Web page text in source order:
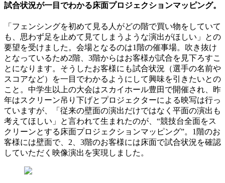
試合状況が一目でわかる床面プロジェクションマッピング。
「フェンシングを初めて見る人がどの階で買い物をしていて
も、思わず足を止めて見てしまうような演出がほしい」との
要望を受けました。会場となるのは1階の催事場。吹き抜け
となっているため2階、3階からはお客様が試合を見下ろすこ
とになります。そうしたお客様にも試合状況（選手の名前や
スコアなど）を一目でわかるようにして興味を引きたいとの
こと。中学生以上の大会はスカイホール豊田で開催され、昨
年はスクリーン吊り下げとプロジェクターによる映写は行っ
ていますが、「従来の壁面の演出だけではなく平面の演出も
考えてほしい」と言われて生まれたのが、“競技台全面をス
クリーンとする床面プロジェクションマッピング”。1階のお
客様には壁面で、2、3階のお客様には床面で試合状況を確認
していただく映像演出を実現しました。